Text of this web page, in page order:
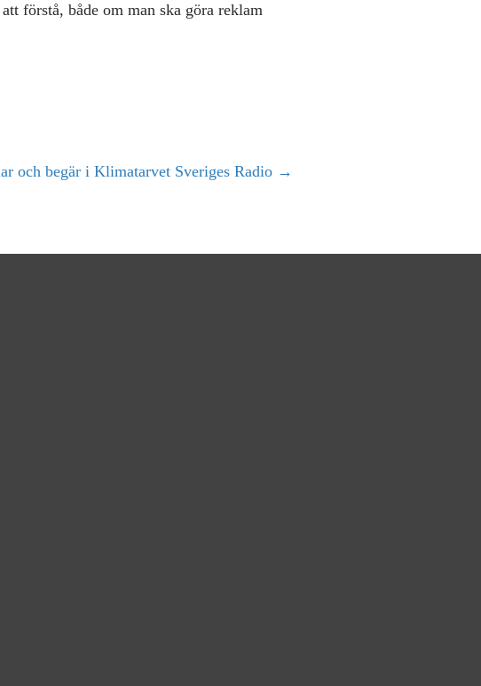
förstå, både om man ska göra reklam
och begär i Klimatarvet Sveriges Radio →